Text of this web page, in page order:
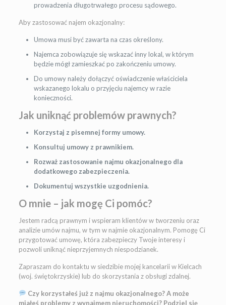
prowadzenia długotrwałego procesu sądowego.
Aby zastosować najem okazjonalny:
Umowa musi być zawarta na czas określony.
Najemca zobowiązuje się wskazać inny lokal, w którym
będzie mógł zamieszkać po zakończeniu umowy.
Do umowy należy dołączyć oświadczenie właściciela
wskazanego lokalu o przyjęciu najemcy w razie
konieczności.
Jak uniknąć problemów prawnych?
Korzystaj z pisemnej formy umowy.
Konsultuj umowy z prawnikiem.
Rozważ zastosowanie najmu okazjonalnego dla
dodatkowego zabezpieczenia.
Dokumentuj wszystkie uzgodnienia.
O mnie – jak mogę Ci pomóc?
Jestem radcą prawnym i wspieram klientów w tworzeniu oraz
analizie umów najmu, w tym w najmie okazjonalnym. Pomogę Ci
przygotować umowę, która zabezpieczy Twoje interesy i
pozwoli uniknąć nieprzyjemnych niespodzianek.
Zapraszam do kontaktu w siedzibie mojej kancelarii w Kielcach
(woj. świętokrzyskie) lub do skorzystania z obsługi zdalnej.
Czy korzystałeś już z najmu okazjonalnego? A może
miałeś problemy z wynajmem nieruchomości? Podziel się